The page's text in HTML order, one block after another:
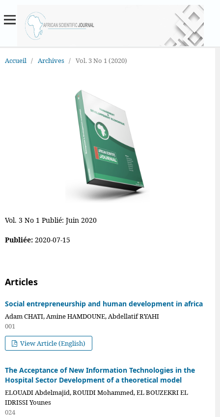
Accueil / Archives / Vol. 3 No 1 (2020)
Vol. 3 No 1 Publié: Juin 2020
Publiée: 2020-07-15
Articles
Social entrepreneurship and human development in africa
Adam CHATI, Amine HAMDOUNE, Abdellatif RYAHI
001
View Article (English)
The Acceptance of New Information Technologies in the
Hospital Sector Development of a theoretical model
ELOUADI Abdelmajid, ROUIDI Mohammed, EL BOUZEKRI EL
IDRISSI Younes
024